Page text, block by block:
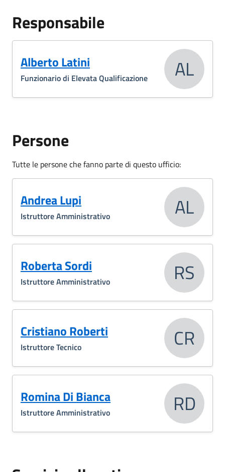
Responsabile
Alberto Latini
Funzionario di Elevata Qualificazione AL
Persone
Tutte le persone che fanno parte di questo ufficio:
Andrea Lupi
Istruttore Amministrativo AL
Roberta Sordi
Istruttore Amministrativo RS
Cristiano Roberti
Istruttore Tecnico CR
Romina Di Bianca
Istruttore Amministrativo RD